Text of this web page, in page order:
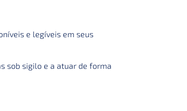
e legíveis em seus
sob sigilo e a atuar de forma